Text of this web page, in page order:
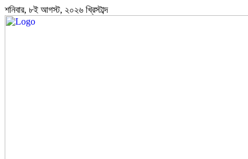
শনিবার, ৮ই আগস্ট, ২০২৬ খ্রিস্টাব্দ